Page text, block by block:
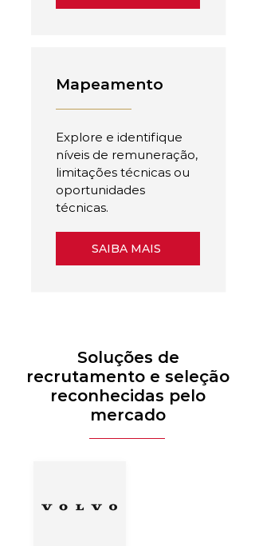
Mapeamento
Explore e identifique
níveis de remuneração,
limitações técnicas ou
oportunidades
técnicas.
SAIBA MAIS
Soluções de
recrutamento e seleção
reconhecidas pelo
mercado